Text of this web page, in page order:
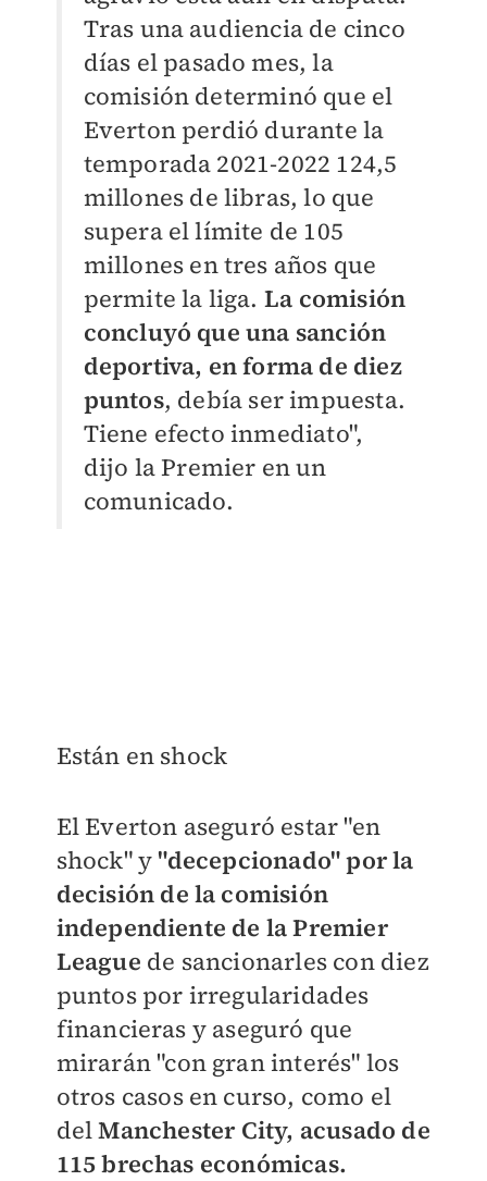
Tras una audiencia de cinco
días el pasado mes, la
comisión determinó que el
Everton perdió durante la
temporada 2021-2022 124,5
millones de libras, lo que
supera el límite de 105
millones en tres años que
permite la liga. La comisión
concluyó que una sanción
deportiva, en forma de diez
puntos, debía ser impuesta.
Tiene efecto inmediato",
dijo la Premier en un
comunicado.
Están en shock
El Everton aseguró estar "en
shock" y"decepcionado" por la
decisión de la comisión
independiente de la Premier
League de sancionarles con diez
puntos por irregularidades
financieras y aseguró que
mirarán "con gran interés" los
otros casos en curso, como el
delManchester City, acusado de
115 brechas económicas.